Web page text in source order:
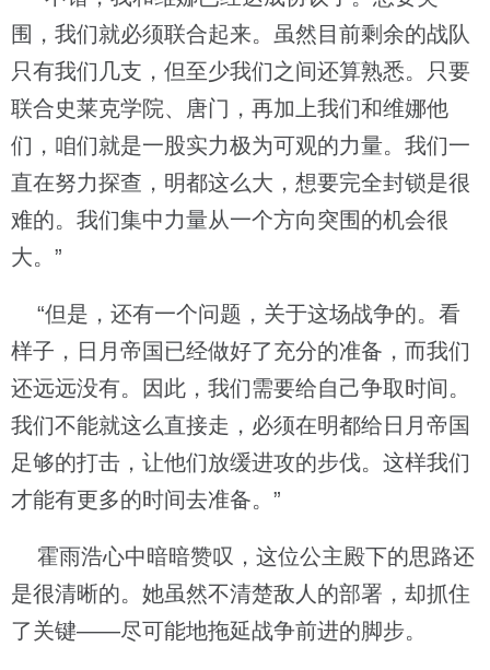
围，我们就必须联合起来。虽然目前剩余的战队
只有我们几支，但至少我们之间还算熟悉。只要
联合史莱克学院、唐门，再加上我们和维娜他
们，咱们就是一股实力极为可观的力量。我们一
直在努力探查，明都这么大，想要完全封锁是很
难的。我们集中力量从一个方向突围的机会很
大。”
“但是，还有一个问题，关于这场战争的。看
样子，日月帝国已经做好了充分的准备，而我们
还远远没有。因此，我们需要给自己争取时间。
我们不能就这么直接走，必须在明都给日月帝国
足够的打击，让他们放缓进攻的步伐。这样我们
才能有更多的时间去准备。”
霍雨浩心中暗暗赞叹，这位公主殿下的思路还
是很清晰的。她虽然不清楚敌人的部署，却抓住
了关键——尽可能地拖延战争前进的脚步。